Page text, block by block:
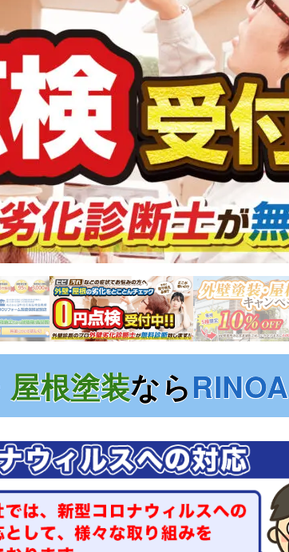
根塗装ならRINOA